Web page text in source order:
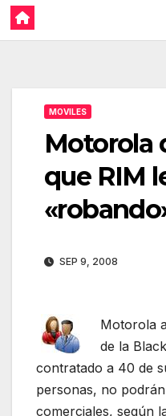
MOVILES
Motorola
que RIM
SEP 9, 2008
Motorola
de la
contratado a 40 de
personas, no
comerciales, según